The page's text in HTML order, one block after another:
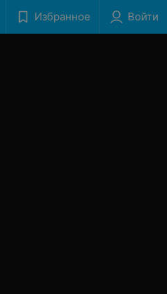
Избранное Войти